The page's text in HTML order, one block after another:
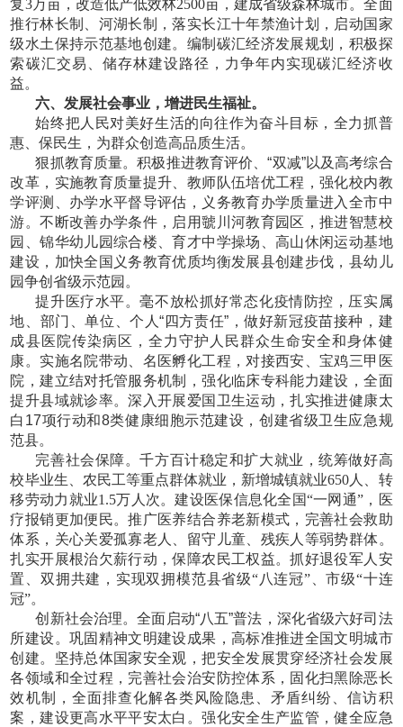
复3万亩，改造低产低效林2500亩，建成省级森林城市。全面
推行林长制、河湖长制，落实长江十年禁渔计划，启动国家
级水土保持示范基地创建。编制碳汇经济发展规划，积极探
索碳汇交易、储存林建设路径，力争年内实现碳汇经济收
益。
六、发展社会事业，增进民生福祉。
始终把人民对美好生活的向往作为奋斗目标，全力抓普
惠、保民生，为群众创造高品质生活。
狠抓教育质量。积极推进教育评价、“双减”以及高考综合
改革，实施教育质量提升、教师队伍培优工程，强化校内教
学评测、办学水平督导评估，义务教育办学质量进入全市中
游。不断改善办学条件，启用虢川河教育园区，推进智慧校
园、锦华幼儿园综合楼、育才中学操场、高山休闲运动基地
建设，加快全国义务教育优质均衡发展县创建步伐，县幼儿
园争创省级示范园。
提升医疗水平。毫不放松抓好常态化疫情防控，压实属
地、部门、单位、个人“四方责任”，做好新冠疫苗接种，建
成县医院传染病区，全力守护人民群众生命安全和身体健
康。实施名院带动、名医孵化工程，对接西安、宝鸡三甲医
院，建立结对托管服务机制，强化临床专科能力建设，全面
提升县域就诊率。深入开展爱国卫生运动，扎实推进健康太
白17项行动和8类健康细胞示范建设，创建省级卫生应急规
范县。
完善社会保障。千方百计稳定和扩大就业，统筹做好高
校毕业生、农民工等重点群体就业，新增城镇就业650人、转
移劳动力就业1.5万人次。建设医保信息化全国“一网通”，医
疗报销更加便民。推广医养结合养老新模式，完善社会救助
体系，关心关爱孤寡老人、留守儿童、残疾人等弱势群体。
扎实开展根治欠薪行动，保障农民工权益。抓好退役军人安
置、双拥共建，实现双拥模范县省级“八连冠”、市级“十连
冠”。
创新社会治理。全面启动“八五”普法，深化省级六好司法
所建设。巩固精神文明建设成果，高标准推进全国文明城市
创建。坚持总体国家安全观，把安全发展贯穿经济社会发展
各领域和全过程，完善社会治安防控体系，固化扫黑除恶长
效机制，全面排查化解各类风险隐患、矛盾纠纷、信访积
案，建设更高水平平安太白。强化安全生产监管，健全应急